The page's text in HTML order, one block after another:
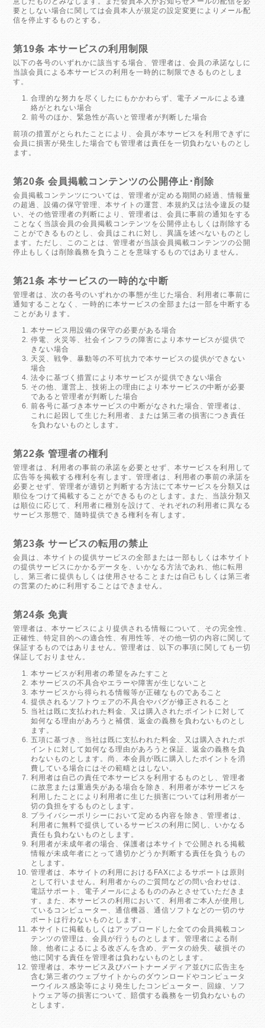
要としない場合に関しては会員本人が規定の設定変更によりメール配
信を停止するものとする。
第19条 本サービスの利用制限
以下の各号のいずれかに該当する場合、管理者は、会員の承諾なしに
当該会員による本サービスの利用を一時的に制限できるものとしま
す。
合理的な努力を尽くしたにもかかわらず、電子メールによる連
絡がとれない場合
前号のほか、緊急性が高いと管理者が判断した場合
前項の措置がとられたことにより、会員が本サービスを利用できずに
会員に損害が発生した場合でも管理者は責任を一切負わないものとし
ます。
第20条 会員掲載コンテンツの公開停止･削除
会員掲載コンテンツについては、管理者が定める期間の経過、情報量
の超過、設備の保守管理、本サイトの運営、本規約又は法令違反の疑
い、その他管理者の判断により、管理者は、会員に事前の通知をする
ことなく当該会員の会員掲載コンテンツを公開停止もしくは削除する
ことができるものとし、会員はこれに対し、異議を述べないものとし
ます。ただし、このことは、管理者が当該会員掲載コンテンツの公開
停止もしくは削除義務を負うことを意味するものではありません。
第21条 本サービスの一時的な中断
管理者は、次の各号のいずれかの事態が生じた場合、利用者に事前に
通知することなく、一時的に本サービスの全部または一部を中断する
ことがあります。
本サービス用設備の保守の必要がある場合
停電、火災等、社会インフラの障害により本サービスが提供で
きない場合
天災、戦争、暴動等の不可抗力で本サービスの提供ができない
場合
法令に基づく措置により本サービスが提供できない場合
その他、運営上、技術上の理由により本サービスの中断が必要
であると管理者が判断した場合
前各号に基づき本サービスの中断がなされた場合、管理者は、
これに起因して生じた利用者、または第三者の損害につき責任
を負わないものとします。
第22条 管理者の権利
管理者は、利用者の事前の承諾を必要とせず、本サービスを利用して
広告等を掲載する権利を有します。管理者は、利用者の事前の承諾を
必要とせず、管理者が適切と判断する方法にて本サービスを分類又は
順位をつけて掲載することができるものとします。また、当該分類又
は順位に応じて、利用者に種別を設けて、それぞれの利用者に異なる
サービス形態で、随時提供できる権利を有します。
第23条 サービスの転用の禁止
会員は、本サイトの提供サービスの全部または一部もしくは本サイト
の提供サービスにかかるデータを、いかなる方法であれ、他に転用
し、第三者に提供もしくは使用させることまたは自己もしくは第三者
の営業のために利用することはできません。
第24条 免責
管理者は、本サービスにより提供される情報について、その完全性、
正確性、特定目的への適合性、有用性等、その他一切の内容に関して
保証するものではありません。管理者は、以下の事項に関しても一切
保証しておりません。
本サービスが利用者の希望をみたすこと
本サービスの不具合やエラーや障害が生じないこと
本サービスから得られる情報等が正確なものであること
提供されるソフトウェアの不具合やバグが修正されること
当社は既に支払われた料金、又は購入されたポイントに対して
如何なる理由があろうと補償、返金の義務を負わないものとし
ます。
五項に基づき、当社は既に支払われた料金、又は購入されたポ
イントに対して如何なる理由があろうと保証、返金の義務を負
わないものとします。尚、本会員が既に購入したポイントを消
費している場合にはその範疇とはしない。
利用者は自己の責任で本サービスを利用するものとし、管理者
に故意または重過失がある場合を除き、利用者が本サービスを
利用したことにより利用者に生じた損害については利用者が一
切の負担をするものとします。
プライバシーポリシーにおいて定める内容を除き、管理者は、
利用者に無料で提供しているサービスの利用に関し、いかなる
責任も負わないものとします。
利用者が未成年者の場合、保護者は本サイトで公開される掲載
情報が未成年者にとって適切かどうか判断する責任を負うもの
とします。
管理者は、本サイトの利用におけるFAXによるサポートは原則
として行いません。利用者からのご質問などの問い合わせは、
電話サポート、電子メールによるもののみとさせていただきま
す。また、本サービスの利用において、利用者ご本人が使用し
ているコンピューター、通信機器、通信ソフトなどの一切のサ
ポートは行わないものとします。
本サイトに掲載もしくはアップロードした全ての会員掲載コン
テンツの管理は、会員が行うものとします。管理者による削
除、他者によるによる改ざんを含め、データの紛失、破損その
他に関する責任を管理者は負わないものとします。
管理者は、本サービス及びパートナーメディア並びに広告主を
含む第三者のウェブサイトからのダウンロードやコンピュータ
ーウイルス感染等により発生したコンピューター、回線、ソフ
トウェア等の損害について、賠償する義務を一切負わないもの
とします。